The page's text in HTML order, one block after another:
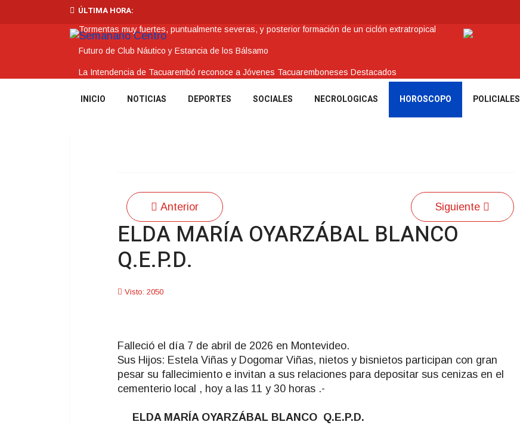
ÚLTIMA HORA:
Tormentas muy fuertes, puntualmente severas, y posterior formación de un ciclón extratropical
Futuro de Club Náutico y Estancia de los Bálsamo
La Intendencia de Tacuarembó reconoce a Jóvenes Tacuaremboneses Destacados
BPS redujo la tasa de interés de todos sus préstamos sociales y abrió nueva línea de crédito
INICIO NOTICIAS DEPORTES SOCIALES NECROLOGICAS HOROSCOPO POLICIALES
Anterior Siguiente
ELDA MARÍA OYARZÁBAL BLANCO
Q.E.P.D.
Visto: 2050
Falleció el día 7 de abril de 2026 en Montevideo.
Sus Hijos: Estela Viñas y Dogomar Viñas, nietos y bisnietos participan con gran
pesar su fallecimiento e invitan a sus relaciones para depositar sus cenizas en el
cementerio local , hoy a las 11 y 30 horas .-
ELDA MARÍA OYARZÁBAL BLANCO Q.E.P.D.